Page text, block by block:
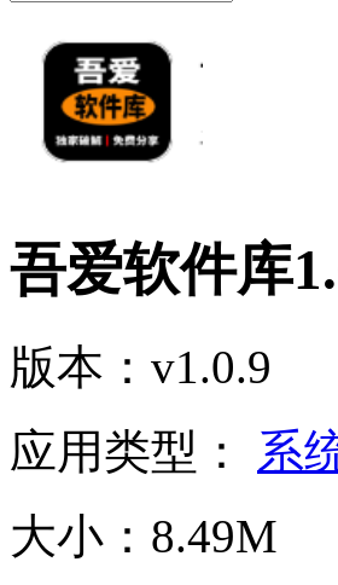
吾爱软件库
版本：v1.0.9
应用类型： 系
大小：8.49M